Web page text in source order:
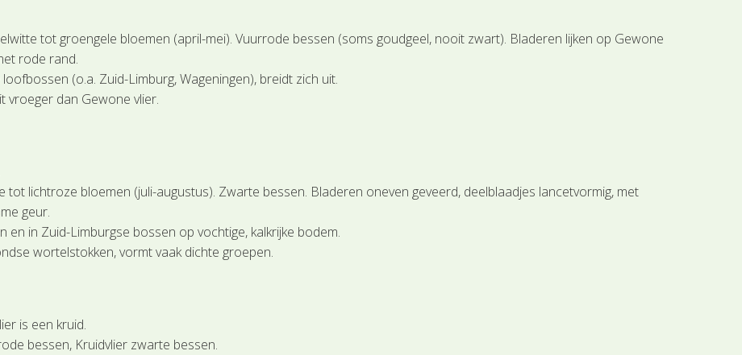
tot groengele bloemen (april-mei). Vuurrode bessen (soms goudgeel, nooit zwart). Bladeren lijken op Gewone
rode rand.
(o.a. Zuid-Limburg, Wageningen), breidt zich uit.
vroeger dan Gewone vlier.
tot lichtroze bloemen (juli-augustus). Zwarte bessen. Bladeren oneven geveerd, deelblaadjes lancetvormig, met
geur.
en in Zuid-Limburgse bossen op vochtige, kalkrijke bodem.
wortelstokken, vormt vaak dichte groepen.
is een kruid.
bessen, Kruidvlier zwarte bessen.